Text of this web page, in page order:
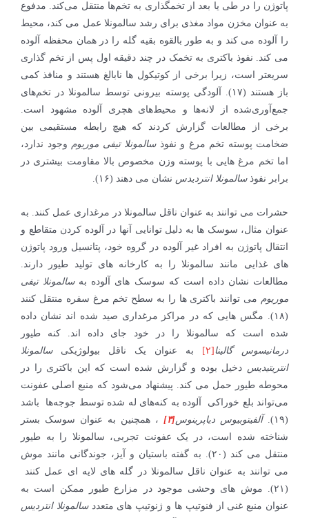
پاتوژن را در طی یا بعد از تخمگذاری به تخم‌ها منتقل می‌کند. مدفوع
به عنوان مخزن مواد مغذی برای رشد سالمونلا عمل می کند، محیط
را آلوده می کند و به طور بالقوه بقیه گله را در همان محفظه آلوده
می کند. نفوذ باکتری به تخمک در چند دقیقه اول پس از تخم گذاری
سریعتر است، زیرا برخی از کوتیکول ها نابالغ هستند و منافذ کمی
باز هستند (۱۷). آلودگی پوسته بیرونی توسط سالمونلا در تخم‌های
جمع‌آوری‌شده از لانه‌ها و محیط‌های هچری آلوده مشهود است.
برخی از مطالعات گزارش کردند که هیچ رابطه مستقیمی بین
ضخامت پوسته تخم مرغ و نفوذسالمونلا تیفی موریوم وجود ندارد،
اما تخم مرغ هایی با پوسته وزن مخصوص بالا مقاومت بیشتری در
برابر نفوذسالمونلا انتردیدس نشان می دهند (۱۶).
حشرات می توانند به عنوان ناقل سالمونلا در مرغداری عمل کنند. به
عنوان مثال، سوسک ها به دلیل توانایی آنها در آلوده کردن متقاطع و
انتقال پاتوژن به افراد غیر آلوده در گروه خود، پتانسیل ورود پاتوژن
های غذایی مانند سالمونلا را به کارخانه های تولید طیور دارند.
مطالعات نشان داده است که سوسک های آلوده بهسالمونلا تیفی
موریوم می توانند باکتری ها را به سطح تخم مرغ سفره منتقل کنند
(۱۸). مگس هایی که در مراکز مرغداری صید شده اند نشان داده
شده است که سالمونلا را در خود جای داده اند. کنه طیور
درمانیسوس گالینا [۲] به عنوان یک ناقل بیولوژیکیسالمونلا
انتریتیدیس دخیل بوده و گزارش شده است که این باکتری را در
محوطه طیور حمل می کند. پیشنهاد می‌شود که منبع اصلی عفونت
می‌تواند بلع خوراکی آلوده به کنه‌های له شده توسط جوجه‌ها باشد
(۱۹).
آلفیتوبیوس دیاپرینوس[۳]
، همچنین به عنوان سوسک بستر
شناخته شده است، در یک عفونت تجربی، سالمونلا را به طیور
منتقل می کند (۲۰). به گفته باستیان و آیز، جوندگانی مانند موش
می توانند به عنوان ناقل سالمونلا در گله های لایه ای عمل کنند
(۲۱). موش های وحشی موجود در مزارع طیور ممکن است به
عنوان منبع غنی از فنوتیپ ها و ژنوتیپ های متعددسالمونلا انتردیس